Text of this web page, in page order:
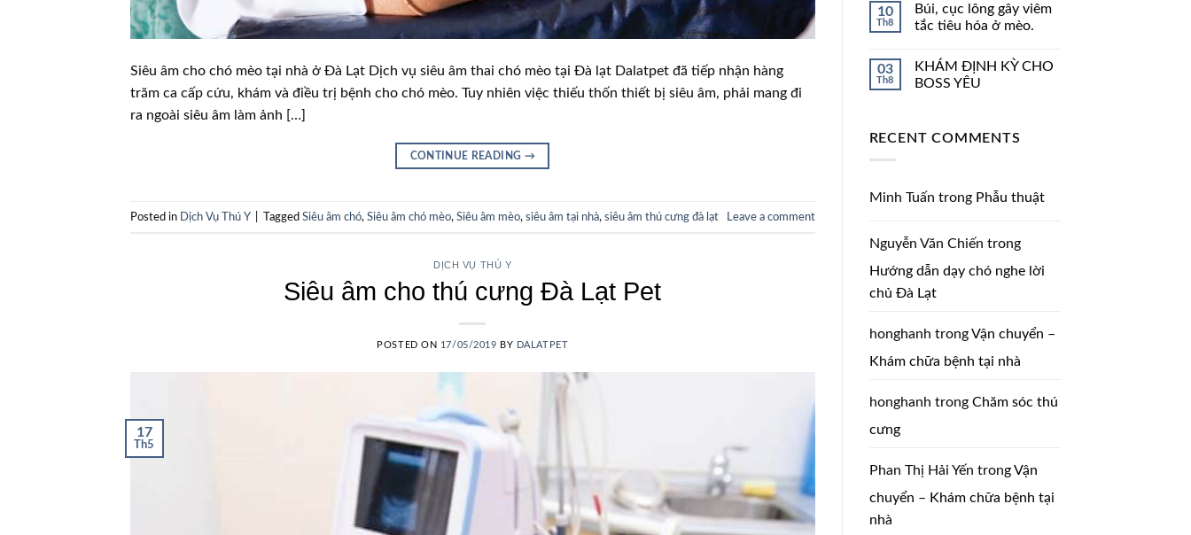
Siêu âm cho chó mèo tại nhà ở Đà Lạt Dịch vụ siêu âm thai chó mèo tại Đà lạt Dalatpet đã tiếp nhận hàng
trăm ca cấp cứu, khám và điều trị bệnh cho chó mèo. Tuy nhiên việc thiếu thốn thiết bị siêu âm, phải mang đi
ra ngoài siêu âm làm ảnh […]
CONTINUE READING →
Posted in Dịch Vụ Thú Y Tagged Siêu âm chó, Siêu âm chó mèo, Siêu âm mèo, siêu âm tại nhà, siêu âm thú cưng đà lạt Leave a comment
DỊCH VỤ THÚ Y
Siêu âm cho thú cưng Đà Lạt Pet
POSTED ON 17/05/2019 BY DALATPET
17
Th5
10
Th8
Búi, cục lông gây viêm
tắc tiêu hóa ở mèo.
03
Th8
KHÁM ĐỊNH KỲ CHO
BOSS YÊU
RECENT COMMENTS
Minh Tuấn trong Phẫu thuật
Nguyễn Văn Chiến trong
Hướng dẫn dạy chó nghe lời
chủ Đà Lạt
honghanh trongVận chuyển –
Khám chữa bệnh tại nhà
honghanh trong Chăm sóc thú
cưng
Phan Thị Hải Yến trongVận
chuyển – Khám chữa bệnh tại
nhà